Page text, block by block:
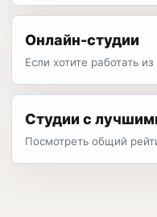
Онлайн-студии
Если хотите работать
Студии с
Посмотреть общий